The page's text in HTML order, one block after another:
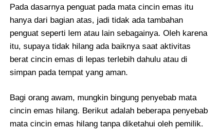
Pada dasarnya penguat pada mata cincin emas itu
hanya dari bagian atas, jadi tidak ada tambahan
penguat seperti lem atau lain sebagainya. Oleh karena
itu, supaya tidak hilang ada baiknya saat aktivitas
berat cincin emas di lepas terlebih dahulu atau di
simpan pada tempat yang aman.
Bagi orang awam, mungkin bingung penyebab mata
cincin emas hilang. Berikut adalah beberapa penyebab
mata cincin emas hilang tanpa diketahui oleh pemilik.